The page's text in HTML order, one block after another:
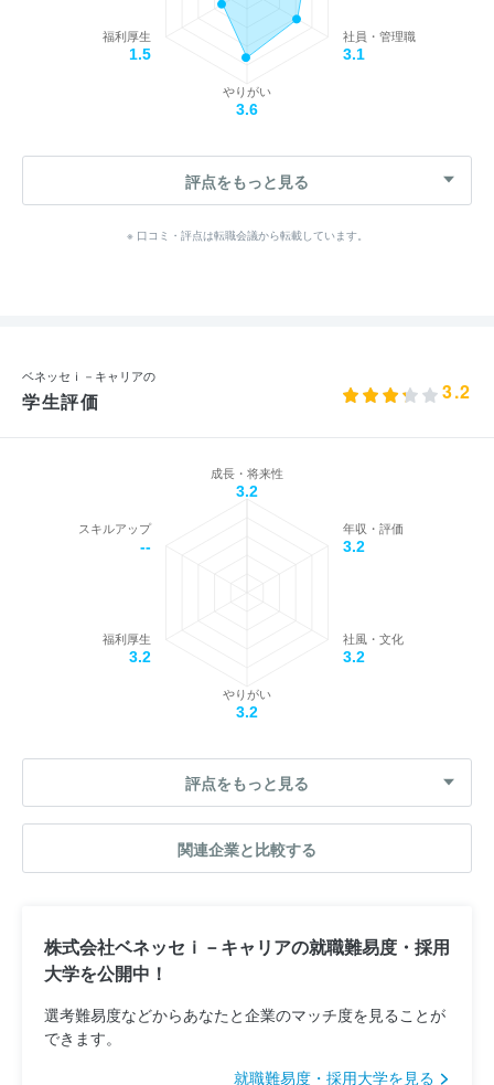
社員・管理職
3.1
やりがい
3.6
福利厚生
1.5
評点をもっと見る
※ 口コミ・評点は転職会議から転載しています。
ベネッセｉ－キャリアの
学生評価 3.2
成長・将来性
3.2
年収・評価
3.2
社風・文化
3.2
やりがい
3.2
福利厚生
3.2
スキルアップ
--
評点をもっと見る
関連企業と比較する
株式会社ベネッセｉ－キャリアの就職難易度・採用
大学を公開中！
選考難易度などからあなたと企業のマッチ度を見ることが
できます。
就職難易度・採用大学を見る